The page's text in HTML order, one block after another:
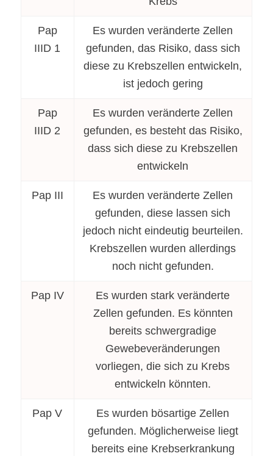
Pap
IIID 1
Es wurden veränderte Zellen
gefunden, das Risiko, dass sich
diese zu Krebszellen entwickeln,
ist jedoch gering
Pap
IIID 2
Es wurden veränderte Zellen
gefunden, es besteht das Risiko,
dass sich diese zu Krebszellen
entwickeln
Pap III
Es wurden veränderte Zellen
gefunden, diese lassen sich
jedoch nicht eindeutig beurteilen.
Krebszellen wurden allerdings
noch nicht gefunden.
Pap IV
Es wurden stark veränderte
Zellen gefunden. Es könnten
bereits schwergradige
Gewebeveränderungen
vorliegen, die sich zu Krebs
entwickeln könnten.
Pap V
Es wurden bösartige Zellen
gefunden. Möglicherweise liegt
bereits eine Krebserkrankung